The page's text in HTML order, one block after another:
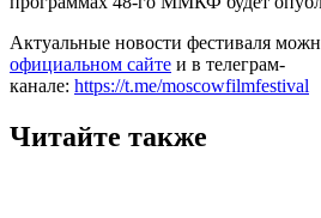
Актуальные новости фестиваля
официальном сайте и в телеграм-
канале: https://t.me/moscowfilmfestival
Читайте также